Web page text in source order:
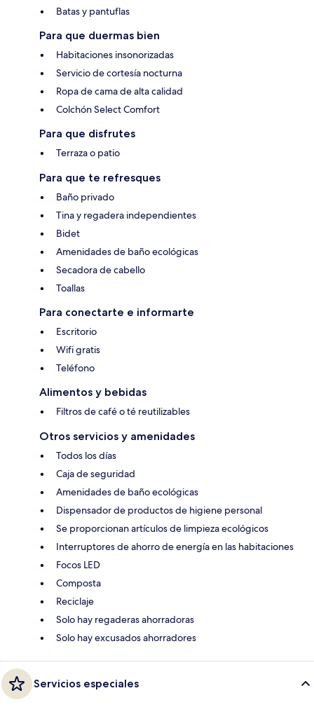
Batas y pantuflas
Para que duermas bien
Habitaciones insonorizadas
Servicio de cortesía nocturna
Ropa de cama de alta calidad
Colchón Select Comfort
Para que disfrutes
Terraza o patio
Para que te refresques
Baño privado
Tina y regadera independientes
Bidet
Amenidades de baño ecológicas
Secadora de cabello
Toallas
Para conectarte e informarte
Escritorio
Wifi gratis
Teléfono
Alimentos y bebidas
Filtros de café o té reutilizables
Otros servicios y amenidades
Todos los días
Caja de seguridad
Amenidades de baño ecológicas
Dispensador de productos de higiene personal
Se proporcionan artículos de limpieza ecológicos
Interruptores de ahorro de energía en las habitaciones
Focos LED
Composta
Reciclaje
Solo hay regaderas ahorradoras
Solo hay excusados ahorradores
Servicios especiales